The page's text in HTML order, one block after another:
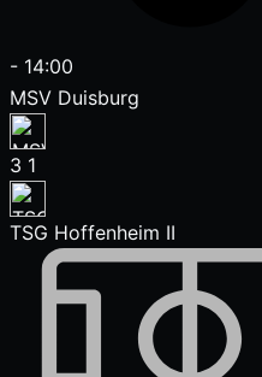
- 14:00
MSV Duisburg
3 1
TSG Hoffenheim II